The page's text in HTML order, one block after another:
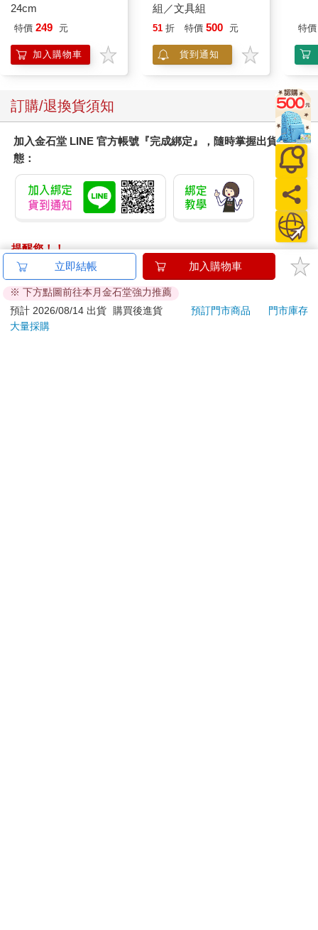
24cm
特價 249 元
加入購物車
組／文具組
51 折 特價 500 元
貨到通知
特價
訂購/退換貨須知
加入金石堂 LINE 官方帳號『完成綁定』，隨時掌握出貨動
態：
提醒您！！
金石堂及銀行均不會請您操作ATM! 如接獲電話要求您前往
ATM提款機，請不要聽從指示，以免受騙上當！
退換貨須知：
**提醒您，鑑賞期不等於試用期，退回商品須為全新狀態**
立即結帳 加入購物車
※ 下方點圖前往本月金石堂強力推薦
預計 2026/08/14 出貨
購買後進貨 預訂門市商品
門市庫存
大量採購